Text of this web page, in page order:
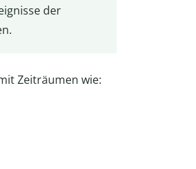
der
Zeiträumen wie: